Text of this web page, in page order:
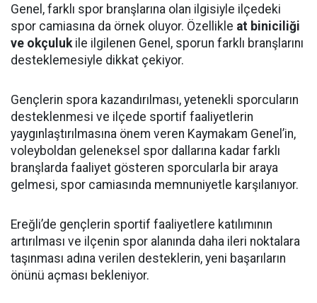
Genel, farklı spor branşlarına olan ilgisiyle ilçedeki
spor camiasına da örnek oluyor. Özellikle at biniciliği
ve okçulukile ilgilenen Genel, sporun farklı branşlarını
desteklemesiyle dikkat çekiyor.
Gençlerin spora kazandırılması, yetenekli sporcuların
desteklenmesi ve ilçede sportif faaliyetlerin
yaygınlaştırılmasına önem veren Kaymakam Genel’in,
voleyboldan geleneksel spor dallarına kadar farklı
branşlarda faaliyet gösteren sporcularla bir araya
gelmesi, spor camiasında memnuniyetle karşılanıyor.
Ereğli’de gençlerin sportif faaliyetlere katılımının
artırılması ve ilçenin spor alanında daha ileri noktalara
taşınması adına verilen desteklerin, yeni başarıların
önünü açması bekleniyor.